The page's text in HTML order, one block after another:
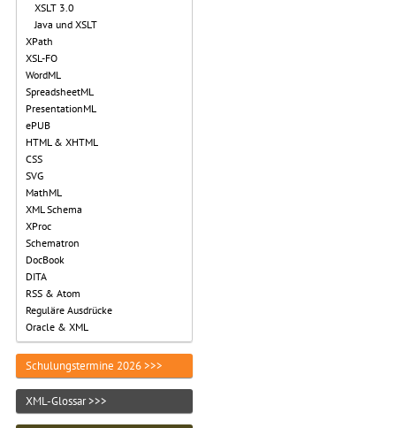
XSLT 3.0
Java und XSLT
XPath
XSL-FO
WordML
SpreadsheetML
PresentationML
ePUB
HTML & XHTML
CSS
SVG
MathML
XML Schema
XProc
Schematron
DocBook
DITA
RSS & Atom
Reguläre Ausdrücke
Oracle & XML
Schulungstermine 2026 >>>
XML-Glossar >>>